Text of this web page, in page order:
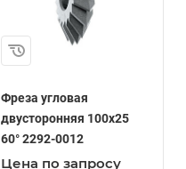
Фреза угловая
двусторонняя 100x25
60° 2292-0012
Цена по запросу